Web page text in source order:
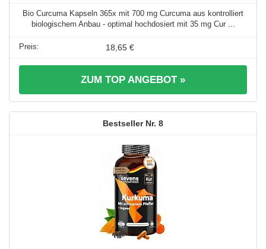
Bio Curcuma Kapseln 365x mit 700 mg Curcuma aus kontrolliert
biologischem Anbau - optimal hochdosiert mit 35 mg Cur ...
18,65 €
ZUM TOP ANGEBOT »
8